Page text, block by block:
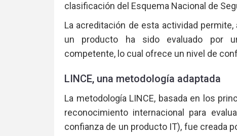
clasificación del Esquema Nacional de
La acreditación de esta actividad
un producto ha sido evaluado por
competente, lo cual ofrece un nivel de
LINCE, una metodología adaptada
La metodología LINCE, basada en los
reconocimiento internacional para
confianza de un producto IT), fue creada